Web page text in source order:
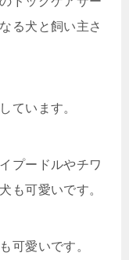
る犬と飼い主さ
ています。
プードルやチワ
も可愛いです。
可愛いです。